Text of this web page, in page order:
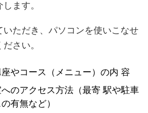
ます。
いただき、パソコンを使いこなせ
さい。
やコース（メニュー）の内 容
のアクセス方法（最寄 駅や駐車
有無など）